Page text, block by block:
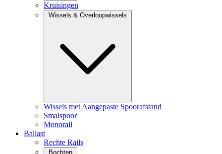
Kruisingen
Wissels & Overloopwissels
Wissels met Aangepaste Spoorafstand
Smalspoor
Monorail
Ballast
Rechte Rails
Bochten